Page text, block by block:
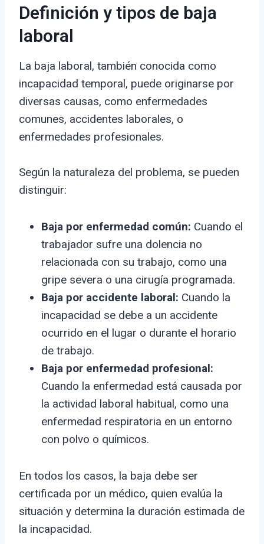
Definición y tipos de baja
laboral
La baja laboral, también conocida como
incapacidad temporal, puede originarse por
diversas causas, como enfermedades
comunes, accidentes laborales, o
enfermedades profesionales.
Según la naturaleza del problema, se pueden
distinguir:
Baja por enfermedad común: Cuando el
trabajador sufre una dolencia no
relacionada con su trabajo, como una
gripe severa o una cirugía programada.
Baja por accidente laboral: Cuando la
incapacidad se debe a un accidente
ocurrido en el lugar o durante el horario
de trabajo.
Baja por enfermedad profesional:
Cuando la enfermedad está causada por
la actividad laboral habitual, como una
enfermedad respiratoria en un entorno
con polvo o químicos.
En todos los casos, la baja debe ser
certificada por un médico, quien evalúa la
situación y determina la duración estimada de
la incapacidad.